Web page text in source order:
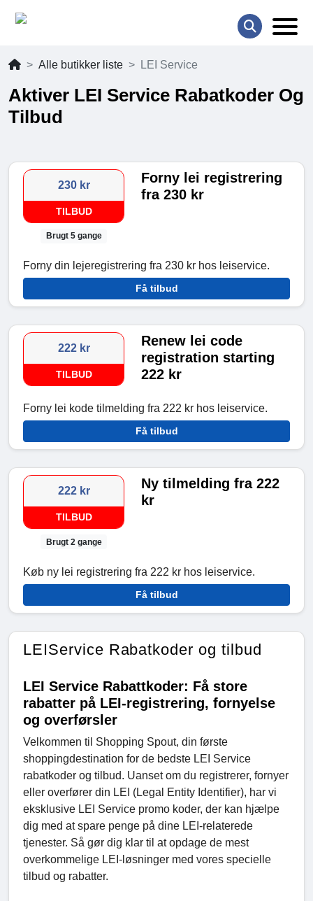
Alle butikker liste LEI Service
Aktiver LEI Service Rabatkoder Og
Tilbud
230 kr
TILBUD
Brugt 5 gange
Forny lei registrering
fra 230 kr
Forny din lejeregistrering fra 230 kr hos leiservice.
Få tilbud
222 kr
TILBUD
Renew lei code
registration starting
222 kr
Forny lei kode tilmelding fra 222 kr hos leiservice.
Få tilbud
222 kr
TILBUD
Brugt 2 gange
Ny tilmelding fra 222
kr
Køb ny lei registrering fra 222 kr hos leiservice.
Få tilbud
LEIService Rabatkoder og tilbud
LEI Service Rabattkoder: Få store
rabatter på LEI-registrering, fornyelse
og overførsler
Velkommen til Shopping Spout, din første
shoppingdestination for de bedste LEI Service
rabatkoder og tilbud. Uanset om du registrerer, fornyer
eller overfører din LEI (Legal Entity Identifier), har vi
eksklusive LEI Service promo koder, der kan hjælpe
dig med at spare penge på dine LEI-relaterede
tjenester. Så gør dig klar til at opdage de mest
overkommelige LEI-løsninger med vores specielle
tilbud og rabatter.